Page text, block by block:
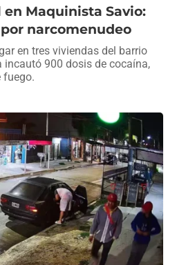
Maquinista Savio:
narcomenudeo
en tres viviendas del barrio
incautó 900 dosis de cocaína,
fuego.